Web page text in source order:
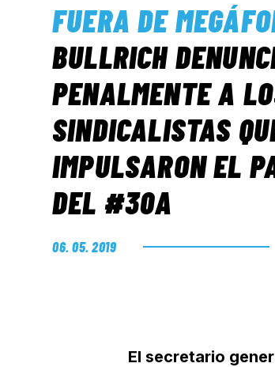
FUERA DE
BULLRICH
PENALMENTE A
SINDICALISTAS
IMPULSARON EL
DEL #30A
06. 05. 2019
El secretario